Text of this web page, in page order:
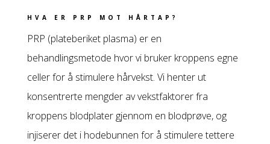
HVA ER PRP MOT HÅRTAP?
PRP (plateberiket plasma) er en
behandlingsmetode hvor vi bruker kroppens egne
celler for å stimulere hårvekst. Vi henter ut
konsentrerte mengder av vekstfaktorer fra
kroppens blodplater gjennom en blodprøve, og
injiserer det i hodebunnen for å stimulere tettere